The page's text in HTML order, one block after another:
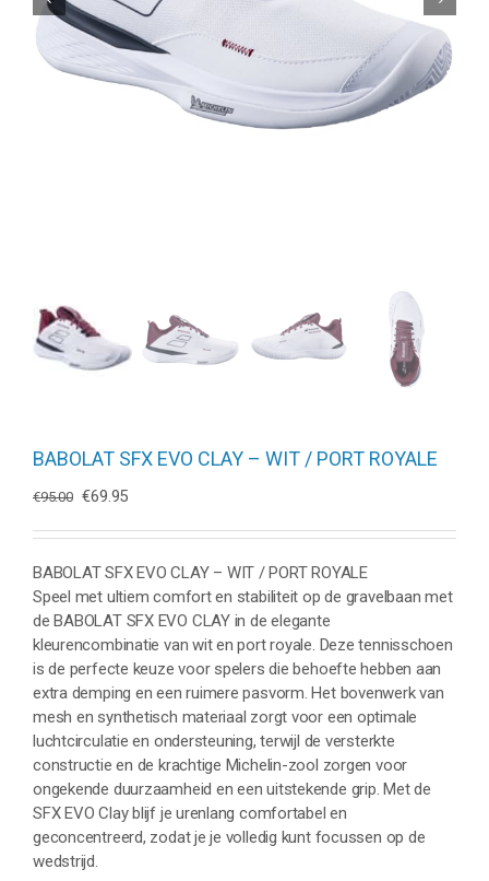
BABOLAT SFX EVO CLAY – WIT / PORT ROYALE
€95.00 Oorspronkelijke
was:
€95.00.
€69.95Huidige
is:
€69.95.
BABOLAT SFX EVO CLAY – WIT / PORT ROYALE
Speel met ultiem comfort en stabiliteit op de gravelbaan met
de BABOLAT SFX EVO CLAY in de elegante
kleurencombinatie van wit en port royale. Deze tennisschoen
is de perfecte keuze voor spelers die behoefte hebben aan
extra demping en een ruimere pasvorm. Het bovenwerk van
mesh en synthetisch materiaal zorgt voor een optimale
luchtcirculatie en ondersteuning, terwijl de versterkte
constructie en de krachtige Michelin-zool zorgen voor
ongekende duurzaamheid en een uitstekende grip. Met de
SFX EVO Clay blijf je urenlang comfortabel en
geconcentreerd, zodat je je volledig kunt focussen op de
wedstrijd.